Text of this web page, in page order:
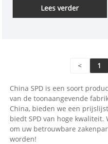
levering bieden. EL1-
Devices (hierna
indirecte bliksem en
LEC61643-1: 1998-02.
Lees verder
< 1
China SPD is een soort
van de toonaangevende
China, bieden we een
biedt SPD van hoge
om uw betrouwbare
worden!